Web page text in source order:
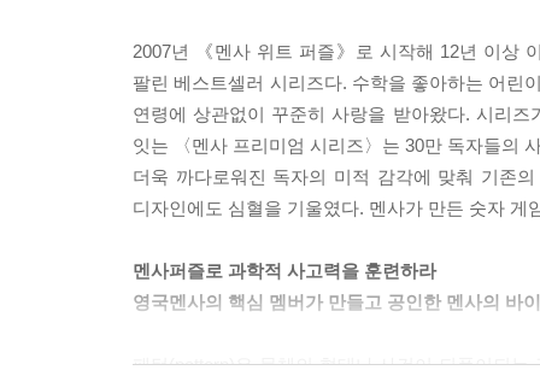
2007년 《멘사 위트 퍼즐》로 시작해 12년 이상
팔린 베스트셀러 시리즈다. 수학을 좋아하는 어린
연령에 상관없이 꾸준히 사랑을 받아왔다. 시리
잇는 〈멘사 프리미엄 시리즈〉는 30만 독자들의
더욱 까다로워진 독자의 미적 감각에 맞춰 기존
디자인에도 심혈을 기울였다. 멘사가 만든 숫자
멘사퍼즐로 과학적 사고력을 훈련하라
영국멘사의 핵심 멤버가 만들고 공인한 멘사의 바
패턴(pattern)은 물체의 형태나 사건이 되풀이되